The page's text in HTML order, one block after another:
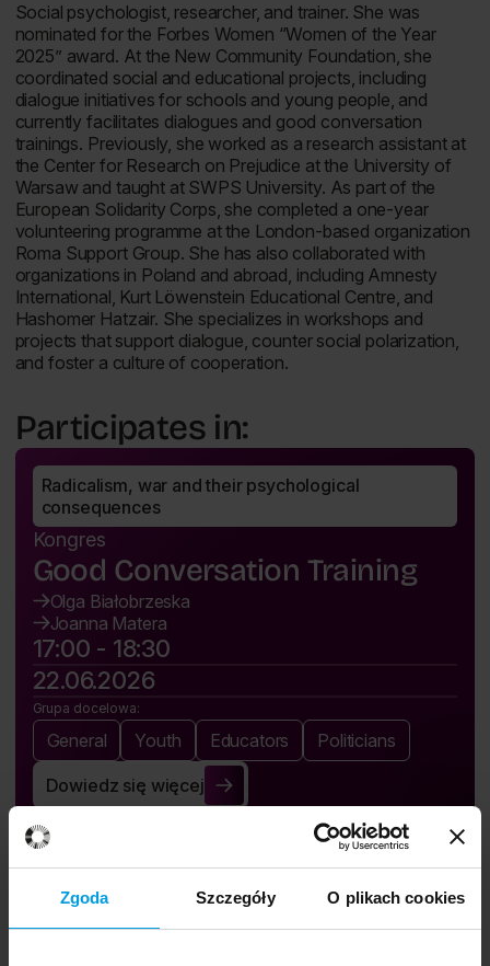
Zgoda Szczegóły O plikach cookies
Social psychologist, researcher, and trainer. She was
nominated for the Forbes Women “Women of the Year
2025” award. At the New Community Foundation, she
coordinated social and educational projects, including
dialogue initiatives for schools and young people, and
currently facilitates dialogues and good conversation
trainings. Previously, she worked as a research assistant at
the Center for Research on Prejudice at the University of
Warsaw and taught at SWPS University. As part of the
European Solidarity Corps, she completed a one-year
volunteering programme at the London-based organization
Roma Support Group. She has also collaborated with
organizations in Poland and abroad, including Amnesty
International, Kurt Löwenstein Educational Centre, and
Hashomer Hatzair. She specializes in workshops and
projects that support dialogue, counter social polarization,
and foster a culture of cooperation.
Participates in:
Radicalism, war and their psychological
consequences
Kongres
Good Conversation Training
Olga Białobrzeska
Joanna Matera
17:00 - 18:30
22.06.2026
Grupa docelowa:
General Youth Educators Politicians
Dowiedz się więcej
Good Conversation Training